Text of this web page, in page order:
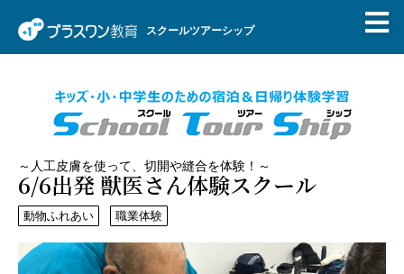
スクールツアーシップ
～人工皮膚を使って、切開や縫合を体験！～
6/6出発 獣医さん体験スクール
動物ふれあい 職業体験